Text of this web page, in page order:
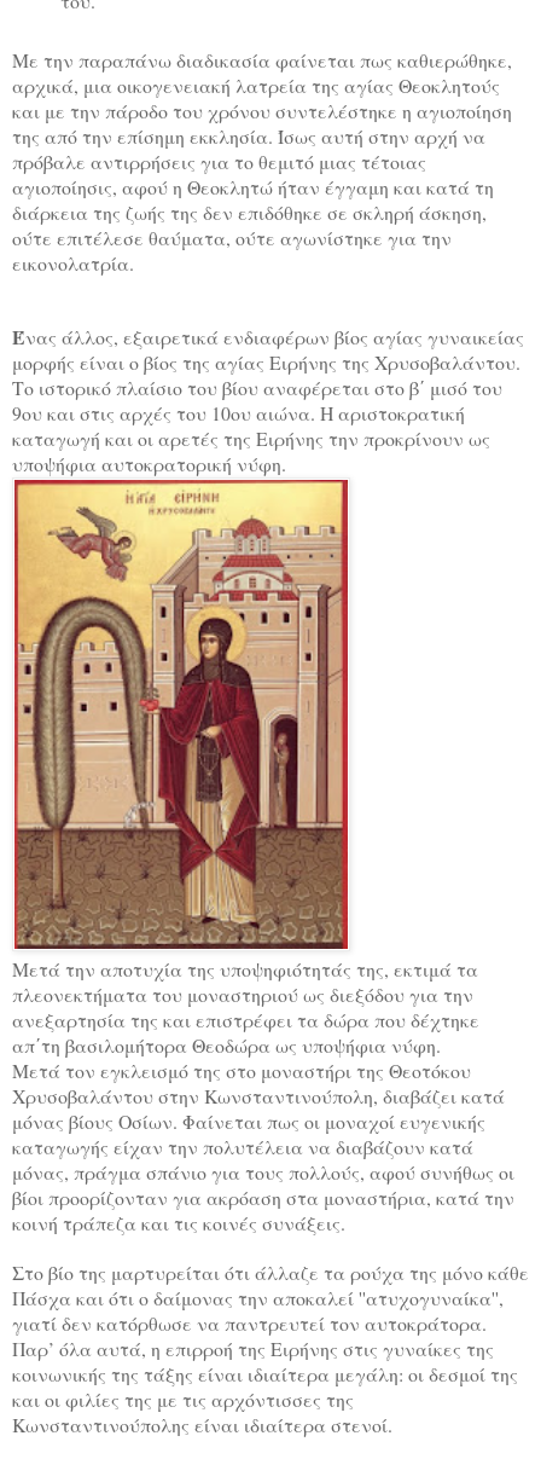
Με την παραπάνω διαδικασία φαίνεται πως καθιερώθηκε,
αρχικά, μια οικογενειακή λατρεία της αγίας Θεοκλητούς
και με την πάροδο του χρόνου συντελέστηκε η αγιοποίηση
της από την επίσημη εκκλησία. Ίσως αυτή στην αρχή να
πρόβαλε αντιρρήσεις για το θεμιτό μιας τέτοιας
αγιοποίησις, αφού η Θεοκλητώ ήταν έγγαμη και κατά τη
διάρκεια της ζωής της δεν επιδόθηκε σε σκληρή άσκηση,
ούτε επιτέλεσε θαύματα, ούτε αγωνίστηκε για την
εικονολατρία.
Ένας άλλος, εξαιρετικά ενδιαφέρων βίος αγίας γυναικείας
μορφής είναι ο βίος της αγίας Ειρήνης της Χρυσοβαλάντου.
Το ιστορικό πλαίσιο του βίου αναφέρεται στο β΄ μισό του
9ου και στις αρχές του 10ου αιώνα. Η αριστοκρατική
καταγωγή και οι αρετές της Ειρήνης την προκρίνουν ως
υποψήφια αυτοκρατορική νύφη.
Μετά την αποτυχία της υποψηφιότητάς της, εκτιμά τα
πλεονεκτήματα του μοναστηριού ως διεξόδου για την
ανεξαρτησία της και επιστρέφει τα δώρα που δέχτηκε
απ΄τη βασιλομήτορα Θεοδώρα ως υποψήφια νύφη.
Μετά τον εγκλεισμό της στο μοναστήρι της Θεοτόκου
Χρυσοβαλάντου στην Κωνσταντινούπολη, διαβάζει κατά
μόνας βίους Οσίων. Φαίνεται πως οι μοναχοί ευγενικής
καταγωγής είχαν την πολυτέλεια να διαβάζουν κατά
μόνας, πράγμα σπάνιο για τους πολλούς, αφού συνήθως οι
βίοι προορίζονταν για ακρόαση στα μοναστήρια, κατά την
κοινή τράπεζα και τις κοινές συνάξεις.
Στο βίο της μαρτυρείται ότι άλλαζε τα ρούχα της μόνο κάθε
Πάσχα και ότι ο δαίμονας την αποκαλεί ''ατυχογυναίκα'',
γιατί δεν κατόρθωσε να παντρευτεί τον αυτοκράτορα.
Παρ’ όλα αυτά, η επιρροή της Ειρήνης στις γυναίκες της
κοινωνικής της τάξης είναι ιδιαίτερα μεγάλη: οι δεσμοί της
και οι φιλίες της με τις αρχόντισσες της
Κωνσταντινούπολης είναι ιδιαίτερα στενοί.